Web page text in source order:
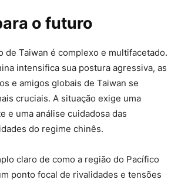
o futuro
de Taiwan é complexo e multifacetado.
intensifica sua postura agressiva, as
e amigos globais de Taiwan se
cruciais. A situação exige uma
e uma análise cuidadosa das
do regime chinês.
claro de como a região do Pacífico
ponto focal de rivalidades e tensões